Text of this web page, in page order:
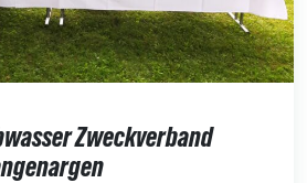
Zweckverband